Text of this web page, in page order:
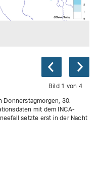
Bild 1 von 4
30.
mit dem INCA-
setzte erst in der Nacht